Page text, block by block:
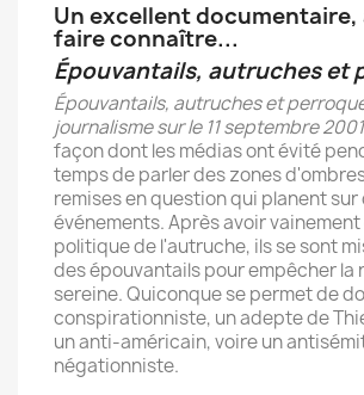
Un excellent documentaire,
faire connaître...
Épouvantails, autruches et
Épouvantails, autruches et
journalisme sur le 11 septembre 2001
façon dont les médias ont évité
temps de parler des zones
remises en question qui planent sur
événements. Après avoir vainement
politique de l'autruche, ils se sont
des épouvantails pour empêcher la
sereine. Quiconque se permet de
conspirationniste, un adepte de
un anti-américain, voire un
négationniste.